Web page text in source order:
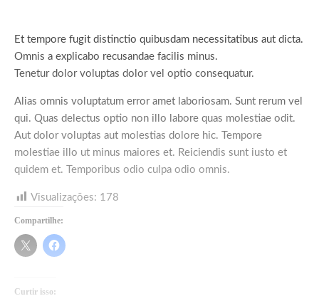
Et tempore fugit distinctio quibusdam necessitatibus aut dicta.
Omnis a explicabo recusandae facilis minus.
Tenetur dolor voluptas dolor vel optio consequatur.
Alias omnis voluptatum error amet laboriosam. Sunt rerum vel
qui. Quas delectus optio non illo labore quas molestiae odit.
Aut dolor voluptas aut molestias dolore hic. Tempore
molestiae illo ut minus maiores et. Reiciendis sunt iusto et
quidem et. Temporibus odio culpa odio omnis.
Visualizações: 178
Compartilhe:
Curtir isso: